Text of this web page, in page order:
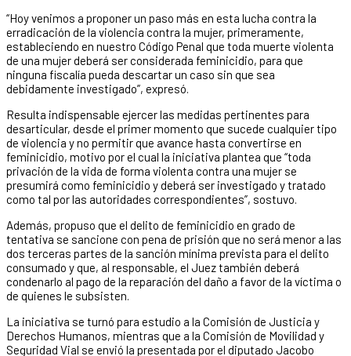
“Hoy venimos a proponer un paso más en esta lucha contra la
erradicación de la violencia contra la mujer, primeramente,
estableciendo en nuestro Código Penal que toda muerte violenta
de una mujer deberá ser considerada feminicidio, para que
ninguna fiscalía pueda descartar un caso sin que sea
debidamente investigado”, expresó.
Resulta indispensable ejercer las medidas pertinentes para
desarticular, desde el primer momento que sucede cualquier tipo
de violencia y no permitir que avance hasta convertirse en
feminicidio, motivo por el cual la iniciativa plantea que “toda
privación de la vida de forma violenta contra una mujer se
presumirá como feminicidio y deberá ser investigado y tratado
como tal por las autoridades correspondientes”, sostuvo.
Además, propuso que el delito de feminicidio en grado de
tentativa se sancione con pena de prisión que no será menor a las
dos terceras partes de la sanción mínima prevista para el delito
consumado y que, al responsable, el Juez también deberá
condenarlo al pago de la reparación del daño a favor de la víctima o
de quienes le subsisten.
La iniciativa se turnó para estudio a la Comisión de Justicia y
Derechos Humanos, mientras que a la Comisión de Movilidad y
Seguridad Vial se envió la presentada por el diputado Jacobo